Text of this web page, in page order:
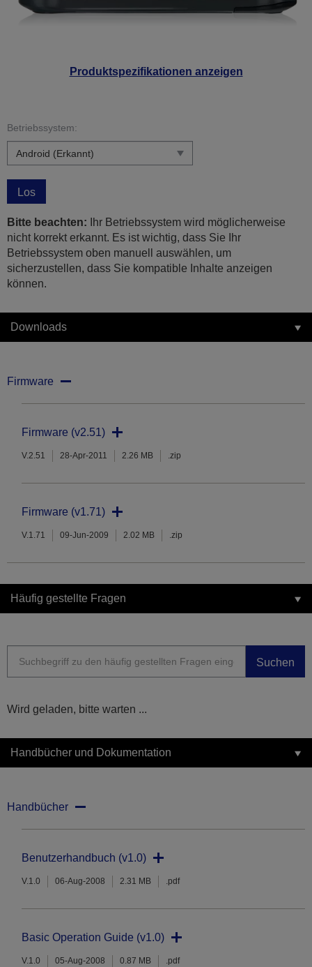
Produktspezifikationen anzeigen
Betriebssystem:
Los
Bitte beachten: Ihr Betriebssystem wird möglicherweise
nicht korrekt erkannt. Es ist wichtig, dass Sie Ihr
Betriebssystem oben manuell auswählen, um
sicherzustellen, dass Sie kompatible Inhalte anzeigen
können.
Downloads
Firmware
Firmware (v2.51)
V.2.51 28-Apr-2011 2.26 MB .zip
Firmware (v1.71)
V.1.71 09-Jun-2009 2.02 MB .zip
Häufig gestellte Fragen
Suchen
Wird geladen, bitte warten ...
Handbücher und Dokumentation
Handbücher
Benutzerhandbuch (v1.0)
V.1.0 06-Aug-2008 2.31 MB .pdf
Basic Operation Guide (v1.0)
V.1.0 05-Aug-2008 0.87 MB .pdf